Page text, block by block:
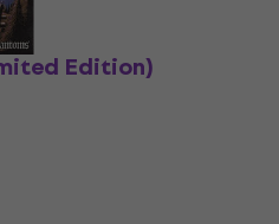
Edition)